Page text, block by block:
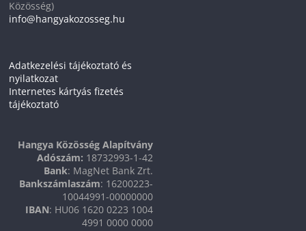
Közösség)
info@hangyakozosseg.hu
Adatkezelési tájékoztató és
nyilatkozat
Internetes kártyás fizetés
tájékoztató
Hangya Közösség Alapítvány
Adószám: 18732993-1-42
Bank: MagNet Bank Zrt.
Bankszámlaszám: 16200223-
10044991-00000000
IBAN: HU06 1620 0223 1004
4991 0000 0000